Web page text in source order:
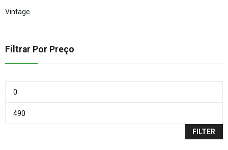
Vintage
Filtrar Por Preço
FILTER